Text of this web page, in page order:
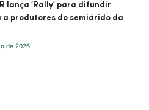
lança ‘Rally’ para difundir
a produtores do semiárido da
de 2026